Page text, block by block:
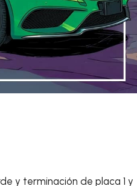
y terminación de placa 1 y